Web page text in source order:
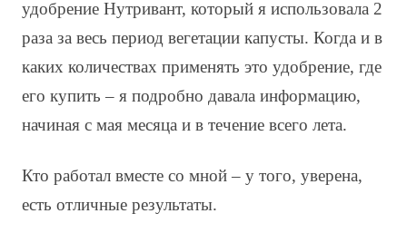
удобрение Нутривант, который я использовала 2
раза за весь период вегетации капусты. Когда и в
каких количествах применять это удобрение, где
его купить – я подробно давала информацию,
начиная с мая месяца и в течение всего лета.
Кто работал вместе со мной – у того, уверена,
есть отличные результаты.